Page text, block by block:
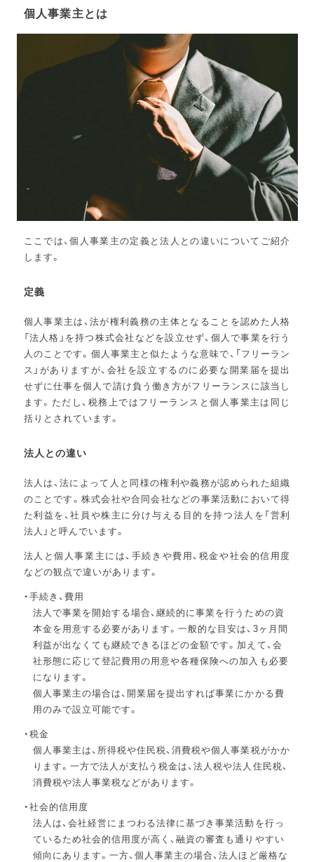
個人事業主とは
ここでは、個人事業主の定義と法人との違いについてご紹介
します。
定義
個人事業主は、法が権利義務の主体となることを認めた人格
「法人格」を持つ株式会社などを設立せず、個人で事業を行う
人のことです。個人事業主と似たような意味で、「フリーラン
ス」がありますが、会社を設立するのに必要な開業届を提出
せずに仕事を個人で請け負う働き方がフリーランスに該当し
ます。ただし、税務上ではフリーランスと個人事業主は同じ
括りとされています。
法人との違い
法人は、法によって人と同様の権利や義務が認められた組織
のことです。株式会社や合同会社などの事業活動において得
た利益を、社員や株主に分け与える目的を持つ法人を「営利
法人」と呼んでいます。
法人と個人事業主には、手続きや費用、税金や社会的信用度
などの観点で違いがあります。
手続き、費用
法人で事業を開始する場合、継続的に事業を行うための資
本金を用意する必要があります。一般的な目安は、3ヶ月間
利益が出なくても継続できるほどの金額です。加えて、会
社形態に応じて登記費用の用意や各種保険への加入も必要
になります。
個人事業主の場合は、開業届を提出すれば事業にかかる費
用のみで設立可能です。
税金
個人事業主は、所得税や住民税、消費税や個人事業税がかか
ります。一方で法人が支払う税金は、法人税や法人住民税、
消費税や法人事業税などがあります。
社会的信用度
法人は、会社経営にまつわる法律に基づき事業活動を行っ
ているため社会的信用度が高く、融資の審査も通りやすい
傾向にあります。一方、個人事業主の場合、法人ほど厳格な